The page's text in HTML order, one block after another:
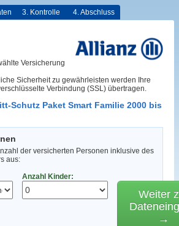
3. Kontrolle 4. Abschluss
Versicherung
Sicherheit zu gewährleisten werden Ihre
Verbindung (SSL) übertragen.
Schutz Paket Smart Familie 2000 bis
der versicherten Personen inklusive des
aus:
Anzahl Kinder:
Weiter
→